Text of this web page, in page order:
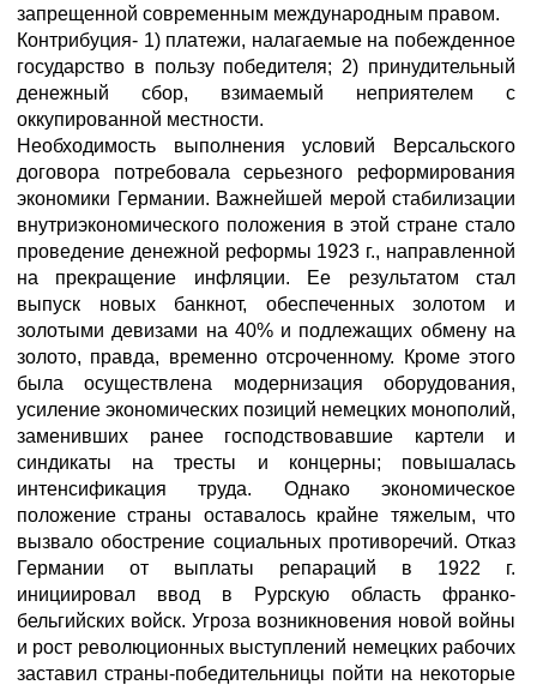
запрещенной современным международным правом.
Контрибуция- 1) платежи, налагаемые на побежденное
государство в пользу победителя; 2) принудительный
денежный сбор, взимаемый неприятелем с
оккупированной местности.
Необходимость выполнения условий Версальского
договора потребовала серьезного реформирования
экономики Германии. Важнейшей мерой стабилизации
внутриэкономического положения в этой стране стало
проведение денежной реформы 1923 г., направленной
на прекращение инфляции. Ее результатом стал
выпуск новых банкнот, обеспеченных золотом и
золотыми девизами на 40% и подлежащих обмену на
золото, правда, временно отсроченному. Кроме этого
была осуществлена модернизация оборудования,
усиление экономических позиций немецких монополий,
заменивших ранее господствовавшие картели и
синдикаты на тресты и концерны; повышалась
интенсификация труда. Однако экономическое
положение страны оставалось крайне тяжелым, что
вызвало обострение социальных противоречий. Отказ
Германии от выплаты репараций в 1922 г.
инициировал ввод в Рурскую область франко-
бельгийских войск. Угроза возникновения новой войны
и рост революционных выступлений немецких рабочих
заставил страны-победительницы пойти на некоторые